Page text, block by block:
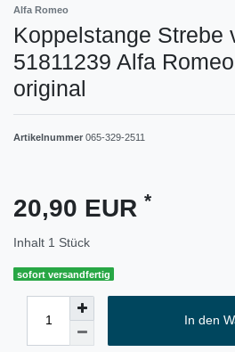
Alfa Romeo
Koppelstange Strebe
51811239 Alfa
original
Artikelnummer 065-329-2511
20,90 EUR *
Inhalt 1 Stück
sofort versandfertig
In den